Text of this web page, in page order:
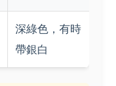
深綠色，有時
帶銀白